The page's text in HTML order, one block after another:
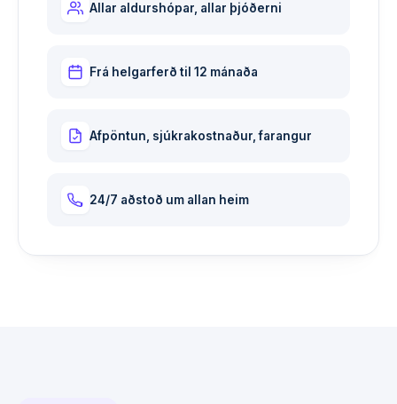
Allar aldurshópar, allar þjóðerni
Frá helgarferð til 12 mánaða
Afpöntun, sjúkrakostnaður, farangur
24/7 aðstoð um allan heim